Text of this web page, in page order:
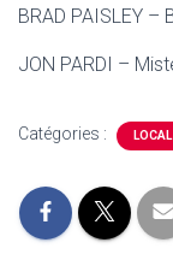
BRAD PAISLEY –
JON PARDI –
Catégories : LOCAL